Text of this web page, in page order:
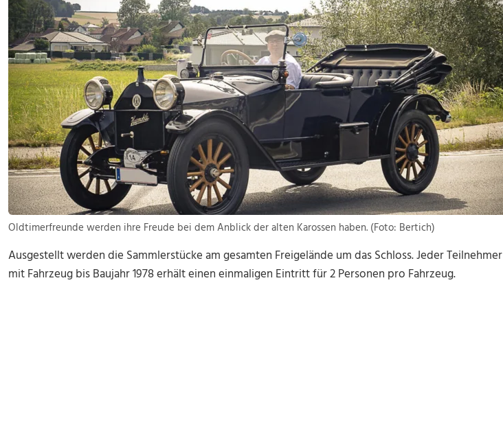
Oldtimerfreunde werden ihre Freude bei dem Anblick der alten Karossen haben. (Foto: Bertich)
Ausgestellt werden die Sammlerstücke am gesamten Freigelände um das Schloss. Jeder Teilnehmer
mit Fahrzeug bis Baujahr 1978 erhält einen einmaligen Eintritt für 2 Personen pro Fahrzeug.